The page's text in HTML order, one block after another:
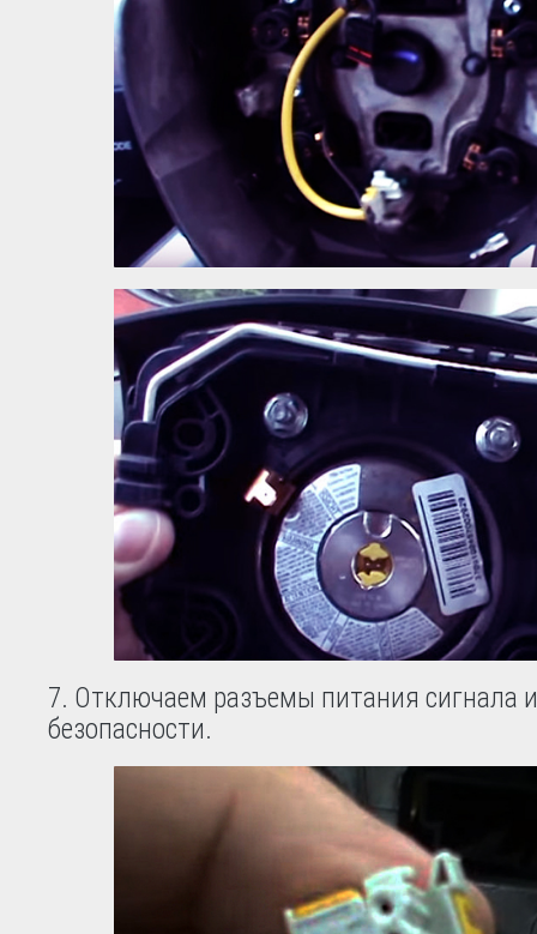
7. Отключаем разъемы питания сигнала
безопасности.